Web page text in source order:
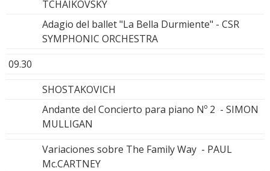
TCHAIKOVSKY
Adagio del ballet "La Bella Durmiente" - CSR
SYMPHONIC ORCHESTRA
09.30
SHOSTAKOVICH
Andante del Concierto para piano Nº 2 - SIMON
MULLIGAN
Variaciones sobre The Family Way - PAUL
Mc.CARTNEY